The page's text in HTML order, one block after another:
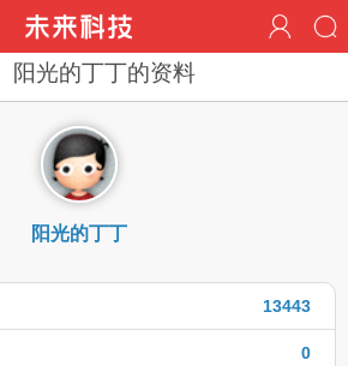
阳光的丁丁的资料
阳光的丁丁
13443
0